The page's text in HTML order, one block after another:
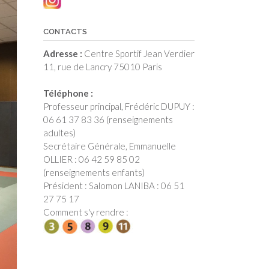
CONTACTS
Adresse : Centre Sportif Jean Verdier
11, rue de Lancry 75010 Paris
Téléphone :
Professeur principal, Frédéric DUPUY :
06 61 37 83 36 (renseignements
adultes)
Secrétaire Générale, Emmanuelle
OLLIER : 06 42 59 85 02
(renseignements enfants)
Président : Salomon LANIBA : 06 51
27 75 17
Comment s'y rendre :